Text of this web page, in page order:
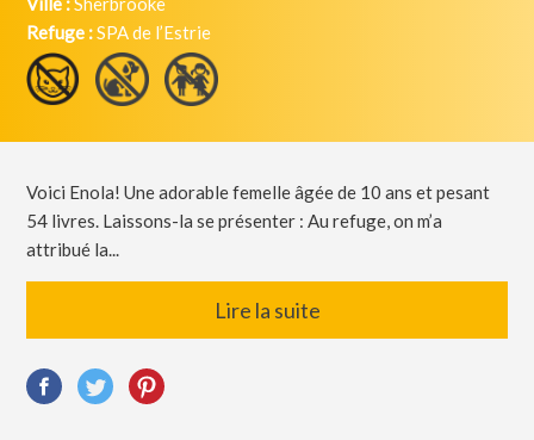
Refuge :SPA de l’Estrie
Voici Enola! Une adorable femelle âgée de 10 ans et pesant
54 livres. Laissons-la se présenter : Au refuge, on m’a
attribué la...
Lire la suite